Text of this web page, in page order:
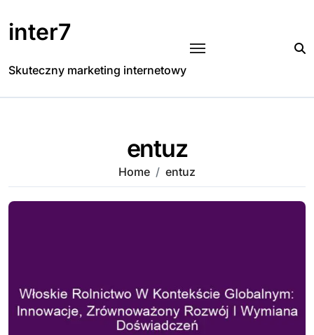
to
content
inter7
Skuteczny marketing internetowy
entuz
Home entuz